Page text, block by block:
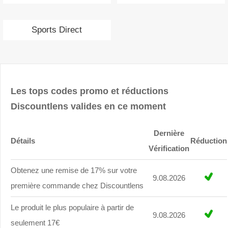
Sports Direct
Les tops codes promo et réductions
Discountlens valides en ce moment
Détails
Dernière
Vérification
Réduction
Obtenez une remise de 17% sur votre
première commande chez Discountlens
9.08.2026
Le produit le plus populaire à partir de
seulement 17€
9.08.2026